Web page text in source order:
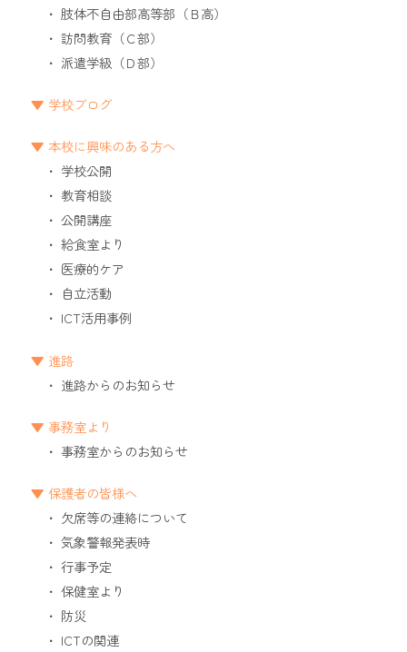
肢体不自由部高等部（Ｂ高）
訪問教育（Ｃ部）
派遣学級（Ｄ部）
学校ブログ
本校に興味のある方へ
学校公開
教育相談
公開講座
給食室より
医療的ケア
自立活動
ICT活用事例
進路
進路からのお知らせ
事務室より
事務室からのお知らせ
保護者の皆様へ
欠席等の連絡について
気象警報発表時
行事予定
保健室より
防災
ICTの関連